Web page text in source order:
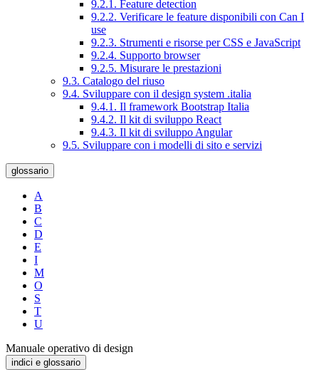
9.2.1. Feature detection
9.2.2. Verificare le feature disponibili con Can I
use
9.2.3. Strumenti e risorse per CSS e JavaScript
9.2.4. Supporto browser
9.2.5. Misurare le prestazioni
9.3. Catalogo del riuso
9.4. Sviluppare con il design system .italia
9.4.1. Il framework Bootstrap Italia
9.4.2. Il kit di sviluppo React
9.4.3. Il kit di sviluppo Angular
9.5. Sviluppare con i modelli di sito e servizi
glossario
A
B
C
D
E
I
M
O
S
T
U
Manuale operativo di design
indici e glossario